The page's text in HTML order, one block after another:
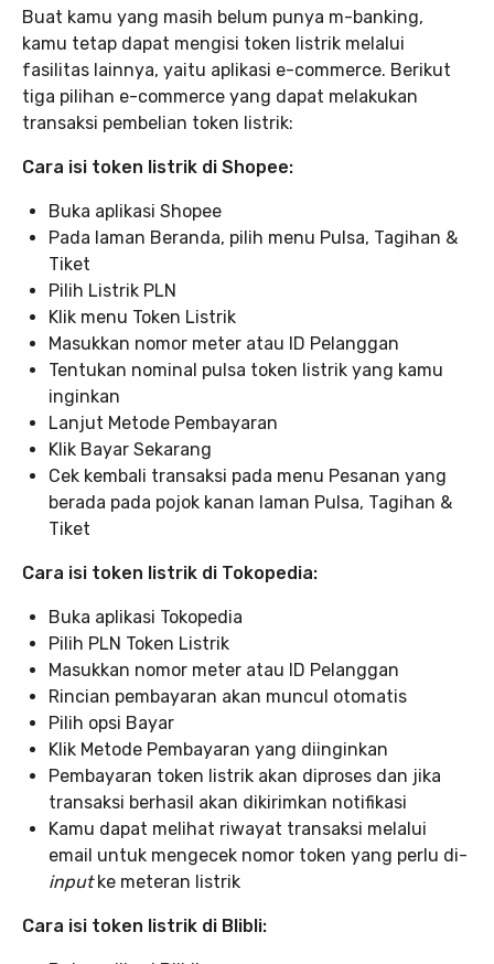
Buat kamu yang masih belum punya m-banking,
kamu tetap dapat mengisi token listrik melalui
fasilitas lainnya, yaitu aplikasi e-commerce. Berikut
tiga pilihan e-commerce yang dapat melakukan
transaksi pembelian token listrik:
Cara isi token listrik di Shopee:
Buka aplikasi Shopee
Pada laman Beranda, pilih menu Pulsa, Tagihan &
Tiket
Pilih Listrik PLN
Klik menu Token Listrik
Masukkan nomor meter atau ID Pelanggan
Tentukan nominal pulsa token listrik yang kamu
inginkan
Lanjut Metode Pembayaran
Klik Bayar Sekarang
Cek kembali transaksi pada menu Pesanan yang
berada pada pojok kanan laman Pulsa, Tagihan &
Tiket
Cara isi token listrik di Tokopedia:
Buka aplikasi Tokopedia
Pilih PLN Token Listrik
Masukkan nomor meter atau ID Pelanggan
Rincian pembayaran akan muncul otomatis
Pilih opsi Bayar
Klik Metode Pembayaran yang diinginkan
Pembayaran token listrik akan diproses dan jika
transaksi berhasil akan dikirimkan notifikasi
Kamu dapat melihat riwayat transaksi melalui
email untuk mengecek nomor token yang perlu di-
inputke meteran listrik
Cara isi token listrik di Blibli: